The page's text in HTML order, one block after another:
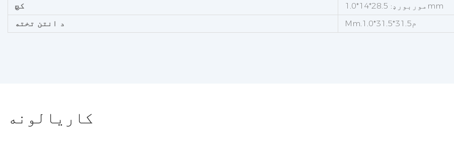
کچ
موربورډ: 28.5*14*1.0mm
د انتن تخته
Mm.م31.5*31.5*1.0
کاريالونه